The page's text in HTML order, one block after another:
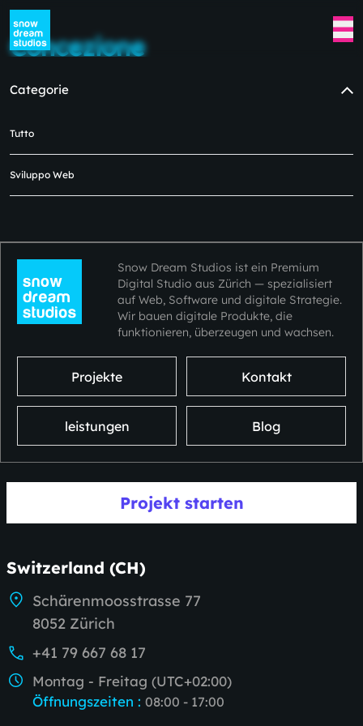
Concezione
momento in questa categoria.
Per favore, ricontrolla più tardi. 😿😿
Categorie
Tutto
Sviluppo Web
Snow Dream Studios ist ein Premium
Digital Studio aus Zürich — spezialisiert
auf Web, Software und digitale Strategie.
Wir bauen digitale Produkte, die
funktionieren, überzeugen und wachsen.
Projekte Kontakt
leistungen Blog
Projekt starten
Switzerland (CH)
Schärenmoosstrasse 77
8052 Zürich
+41 79 667 68 17
Montag - Freitag (UTC+02:00)
Öffnungszeiten : 08:00 - 17:00